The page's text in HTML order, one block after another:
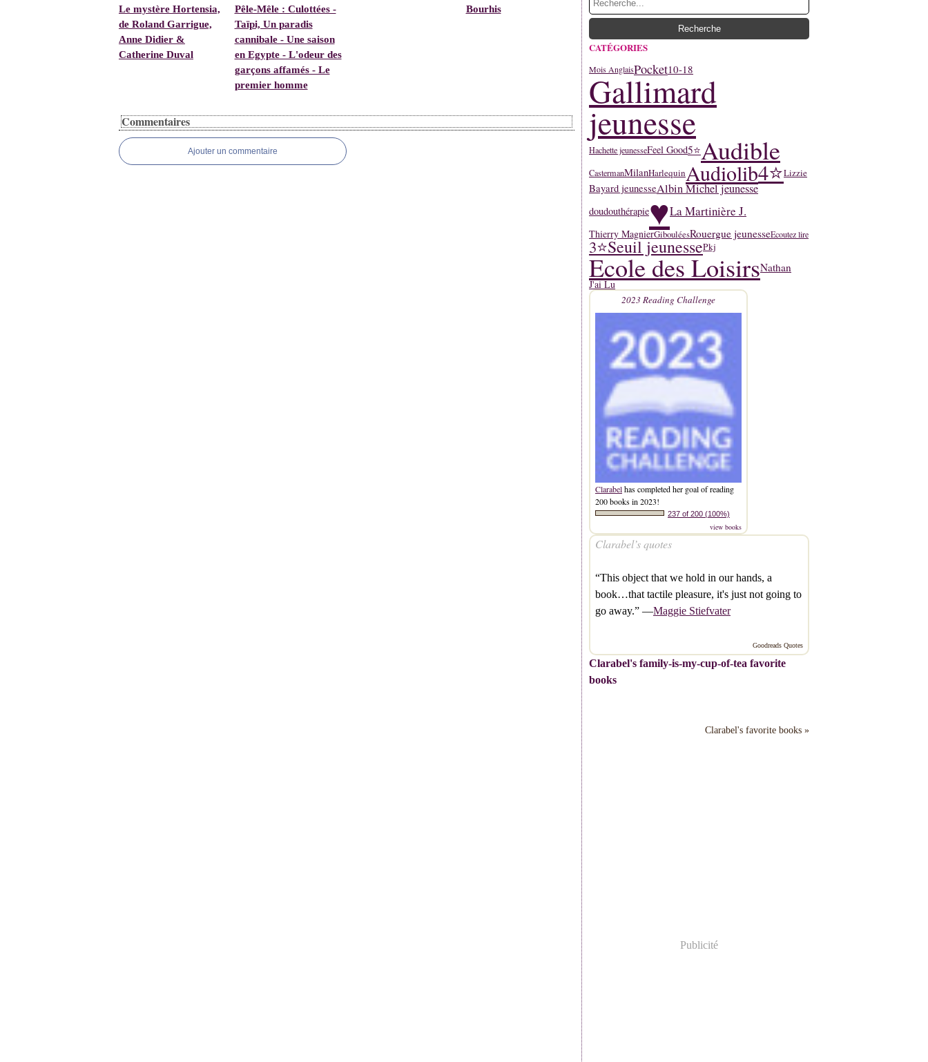
Le mystère Hortensia,
de Roland Garrigue,
Anne Didier &
Catherine Duval
Pêle-Mêle : Culottées -
Taïpi, Un paradis
cannibale - Une saison
en Egypte - L'odeur des
garçons affamés - Le
premier homme
Bourhis
Commentaires
Ajouter un commentaire
CATÉGORIES
Mois AnglaisPocket10-18
Gallimard
jeunesse
Hachette jeunesseFeel Good5⭐Audible
CastermanMilanHarlequinAudiolib4⭐Lizzie
Bayard jeunesseAlbin Michel jeunesse
doudouthérapie♥La Martinière J.
Thierry MagnierGibouléesRouergue jeunesseEcoutez lire
3⭐Seuil jeunessePkj
Ecole des LoisirsNathan
J'ai Lu
2023 Reading Challenge
Clarabelhas completed her goal of reading
200 books in 2023!
237 of 200 (100%)
view books
Clarabel’s quotes
“This object that we hold in our hands, a
book…that tactile pleasure, it's just not going to
go away.” —Maggie Stiefvater
Goodreads Quotes
Clarabel's family-is-my-cup-of-tea favorite
books
Clarabel's favorite books »
Publicité